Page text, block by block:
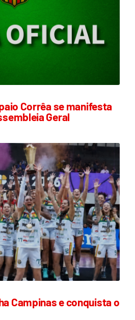
Corrêa se manifesta
Geral
Campinas e conquista o